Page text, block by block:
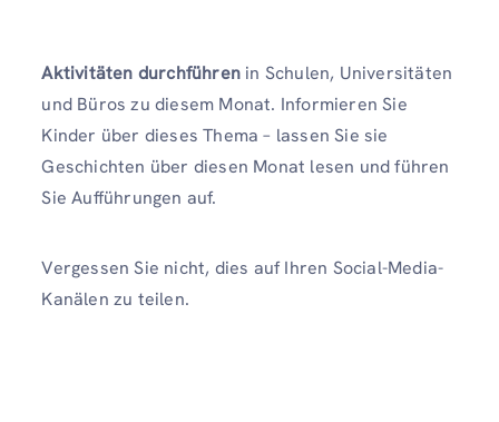
Aktivitäten durchführen in Schulen, Universitäten
und Büros zu diesem Monat. Informieren Sie
Kinder über dieses Thema – lassen Sie sie
Geschichten über diesen Monat lesen und führen
Sie Aufführungen auf.
Vergessen Sie nicht, dies auf Ihren Social-Media-
Kanälen zu teilen.